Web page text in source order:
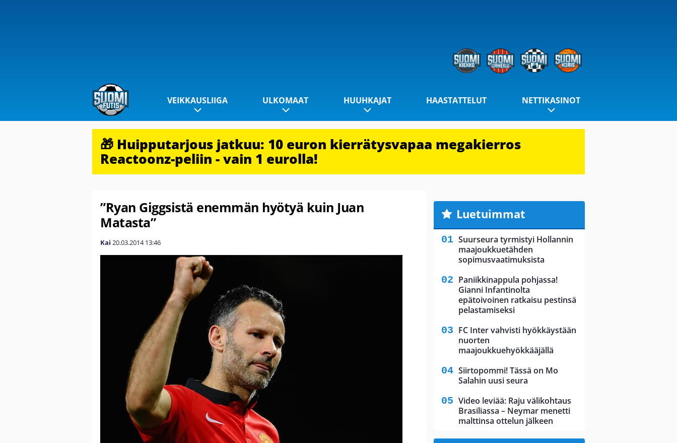
VEIKKAUSLIIGA ULKOMAAT HUUHKAJAT HAASTATTELUT NETTIKASINOT
🎁 Huipputarjous jatkuu: 10 euron kierrätysvapaa megakierros
Reactoonz-peliin - vain 1 eurolla!
”Ryan Giggsistä enemmän hyötyä kuin Juan
Matasta”
Kai 20.03.2014 13:46
Luetuimmat
Suurseura tyrmistyi Hollannin
maajoukkuetähden
sopimusvaatimuksista
Paniikkinappula pohjassa!
Gianni Infantinolta
epätoivoinen ratkaisu pestinsä
pelastamiseksi
FC Inter vahvisti hyökkäystään
nuorten
maajoukkuehyökkääjällä
Siirtopommi! Tässä on Mo
Salahin uusi seura
Video leviää: Raju välikohtaus
Brasiliassa – Neymar menetti
malttinsa ottelun jälkeen